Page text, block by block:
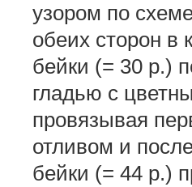
узором по
обеих сторон в
бейки (= 30 р.)
гладью с
провязывая
отливом и
бейки (= 44 р.)